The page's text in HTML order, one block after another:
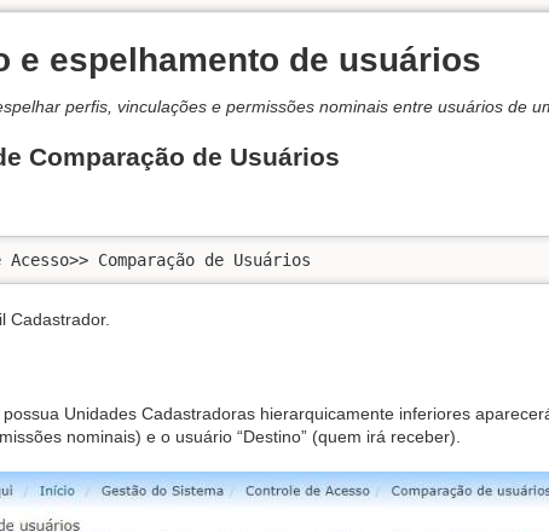
e espelhamento de usuários
perfis, vinculações e permissões nominais entre usuários de
Comparação de Usuários
Cadastrador.
Unidades Cadastradoras hierarquicamente inferiores
nominais) e o usuário “Destino” (quem irá receber).